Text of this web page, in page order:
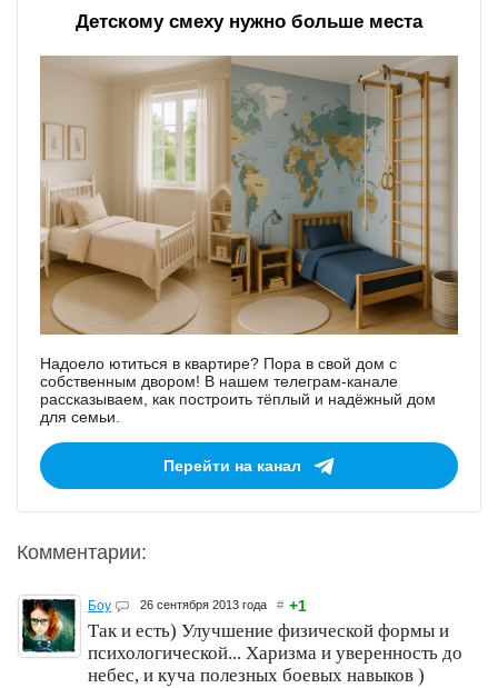
Детскому смеху нужно больше места
Надоело ютиться в квартире? Пора в свой дом с
собственным двором! В нашем телеграм-канале
рассказываем, как построить тёплый и надёжный дом
для семьи.
Перейти на канал
Комментарии:
Боу 26 сентября 2013 года # +1
Так и есть) Улучшение физической формы и
психологической... Харизма и уверенность до
небес, и куча полезных боевых навыков )